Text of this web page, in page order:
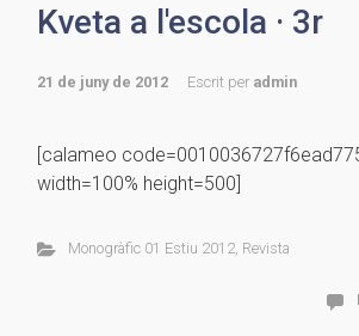
Kveta a l'escola · 3r
21 de juny de 2012 Escrit per admin
[calameo
width=100% height=500]
Monogràfic 01 Estiu 2012, Revista